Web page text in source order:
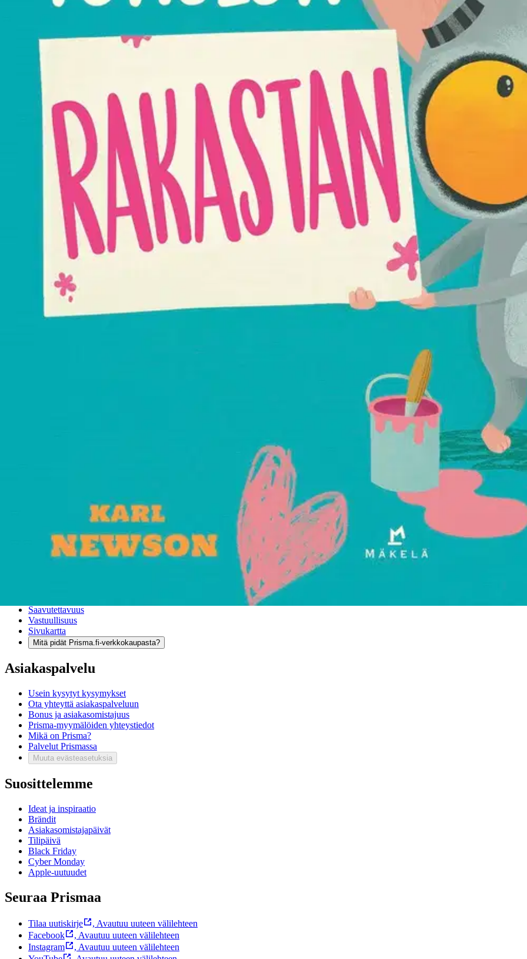
Tarkista myymäläsaatavuus
Tuotekuvaus
Pikkukaveri on täällä taas! Ja hänellä on jotain todella, TODELLA tärkeää kerrottavaa. Mutta miten hän todistaisi asian – nujertaisiko
Hauska ja herkistävä runotarina rakkauden tunnustamisesta sille yhdelle erityiselle.
Ominaisuudet
Oletko tyytyväinen tuotetietoihin?
Takuu ja huolto
Toimitustavat
Maksutavat
Saavutettavuus
Vastuullisuus
Sivukartta
Mitä pidät Prisma.fi-verkkokaupasta?
Asiakaspalvelu
Usein kysytyt kysymykset
Ota yhteyttä asiakaspalveluun
Bonus ja asiakasomistajuus
Prisma-myymälöiden yhteystiedot
Mikä on Prisma?
Palvelut Prismassa
Muuta evästeasetuksia
Suosittelemme
Ideat ja inspiraatio
Brändit
Asiakasomistajapäivät
Tilipäivä
Black Friday
Cyber Monday
Apple-uutuudet
Seuraa Prismaa
Tilaa uutiskirje , Avautuu uuteen välilehteen
Facebook
, Avautuu uuteen välilehteen
Instagram
, Avautuu uuteen välilehteen